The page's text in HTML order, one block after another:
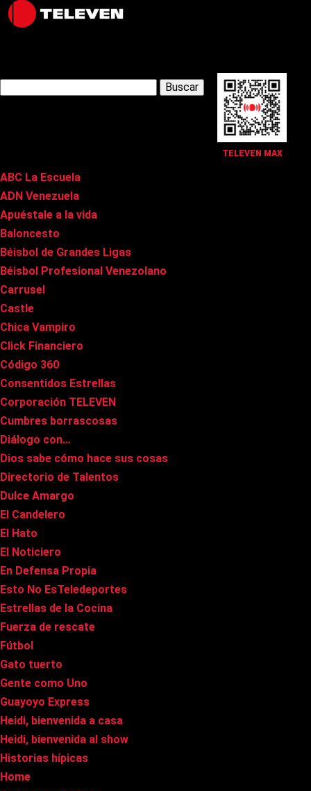
TELEVEN MAX
Latest Posts
ABC La Escuela
ADN Venezuela
Apuéstale a la vida
Baloncesto
Béisbol de Grandes Ligas
Béisbol Profesional Venezolano
Carrusel
Castle
Chica Vampiro
Click Financiero
Código 360
Consentidos Estrellas
Corporación TELEVEN
Cumbres borrascosas
Diálogo con…
Dios sabe cómo hace sus cosas
Directorio de Talentos
Dulce Amargo
El Candelero
El Hato
El Noticiero
En Defensa Propia
Esto No EsTeledeportes
Estrellas de la Cocina
Fuerza de rescate
Fútbol
Gato tuerto
Gente como Uno
Guayoyo Express
Heidi, bienvenida a casa
Heidi, bienvenida al show
Historias hípicas
Home